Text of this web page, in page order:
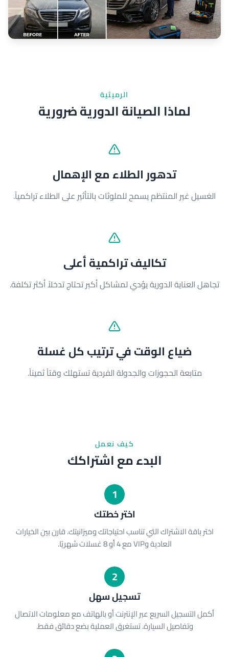
الرميثية
لماذا الصيانة الدورية ضرورية
تدهور الطلاء مع الإهمال
الغسيل غير المنتظم يسمح للملوثات بالتأثير على الطلاء تراكمياً.
تكاليف تراكمية أعلى
تجاهل العناية الدورية يؤدي لمشاكل أكبر تحتاج تدخلاً أكثر تكلفة.
ضياع الوقت في ترتيب كل غسلة
متابعة الحجوزات والجدولة الفردية تستهلك وقتاً ثميناً.
كيف نعمل
البدء مع اشتراكك
1
اختر خطتك
اختر باقة الاشتراك التي تناسب احتياجاتك وميزانيتك. قارن بين الخيارات
العادية وVIP مع 4 أو 8 غسلات شهريًا.
2
تسجيل سهل
أكمل التسجيل السريع عبر الإنترنت أو بالهاتف مع معلومات الاتصال
وتفاصيل السيارة. تستغرق العملية بضع دقائق فقط.